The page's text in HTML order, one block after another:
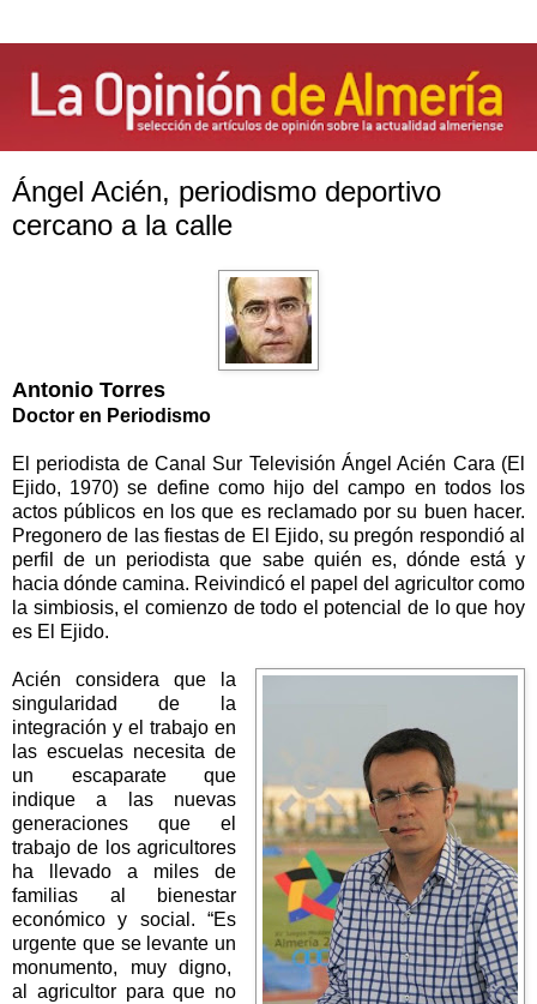
Ángel Acién, periodismo deportivo
cercano a la calle
Antonio Torres
Doctor en Periodismo
El periodista de Canal Sur Televisión Ángel Acién Cara (El
Ejido, 1970) se define como hijo del campo en todos los
actos públicos en los que es reclamado por su buen hacer.
Pregonero de las fiestas de El Ejido, su pregón respondió al
perfil de un periodista que sabe quién es, dónde está y
hacia dónde camina. Reivindicó el papel del agricultor como
la simbiosis, el comienzo de todo el potencial de lo que hoy
es El Ejido.
Acién considera que la
singularidad de la
integración y el trabajo en
las escuelas necesita de
un escaparate que
indique a las nuevas
generaciones que el
trabajo de los agricultores
ha llevado a miles de
familias al bienestar
económico y social. “Es
urgente que se levante un
monumento, muy digno,
al agricultor para que no